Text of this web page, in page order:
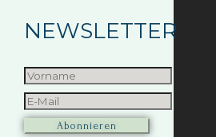
NEWSLETTER